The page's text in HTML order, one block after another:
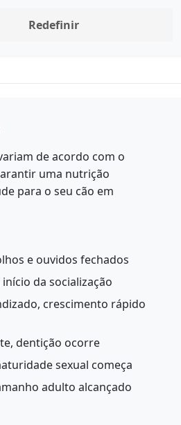
Redefinir
de acordo com o
uma nutrição
para o seu cão em
e ouvidos fechados
da socialização
crescimento rápido
dentição ocorre
sexual começa
adulto alcançado